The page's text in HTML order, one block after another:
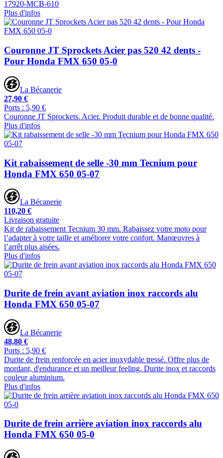
17920-MCB-610
Plus d'infos
Couronne JT Sprockets Acier pas 520 42 dents -
Pour Honda FMX 650 05-0
La Bécanerie
27,90 €
Ports : 5,90 €
Couronne JT Sprockets. Acier. Produit durable et de bonne qualité.
Plus d'infos
Kit rabaissement de selle -30 mm Tecnium pour
Honda FMX 650 05-07
La Bécanerie
110,20 €
Livraison gratuite
Kit de rabaissement Tecnium 30 mm. Rabaissez votre moto pour
l’adapter à votre taille et améliorer votre confort. Manœuvres à
l’arrêt plus aisées.
Plus d'infos
Durite de frein avant aviation inox raccords alu
Honda FMX 650 05-07
La Bécanerie
48,80 €
Ports : 5,90 €
Durite de frein renforcée en acier inoxydable tressé. Offre plus de
mordant, d'endurance et un meilleur feeling. Durite inox et raccords
couleur aluminium.
Plus d'infos
Durite de frein arrière aviation inox raccords alu
Honda FMX 650 05-0